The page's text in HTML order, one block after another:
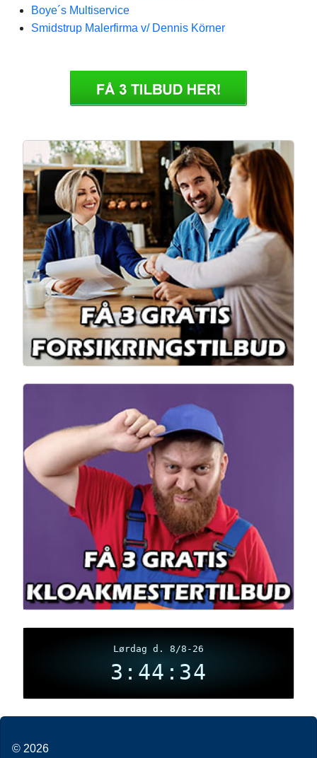
Boye´s Multiservice
Smidstrup Malerfirma v/ Dennis Körner
Lørdag d. 8/8-26
3:44:35
© 2026